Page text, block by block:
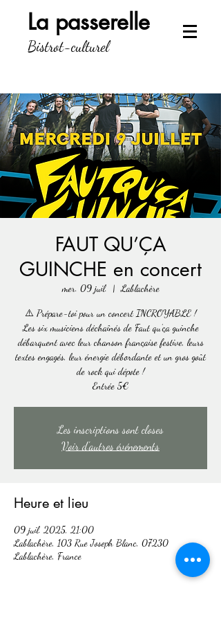
La passerelle
Bistrot-culturel
FAUT QU’ÇA
GUINCHE en concert
mer. 09 juil.
  |
Lablachère
⚠️ Prépare-toi pour un concert INCROYABLE !
Les six musiciens déchaînés de Faut qu’ça guinche
débarquent avec leur chanson française festive, leurs
textes engagés, leur énergie débordante et un gros goût
de rock qui dépote !
Entrée 5€
Les inscriptions sont closes
Voir d'autres événements
Heure et lieu
09 juil. 2025, 21:00
Lablachère, 103 Rue Joseph Blanc, 07230
Lablachère, France